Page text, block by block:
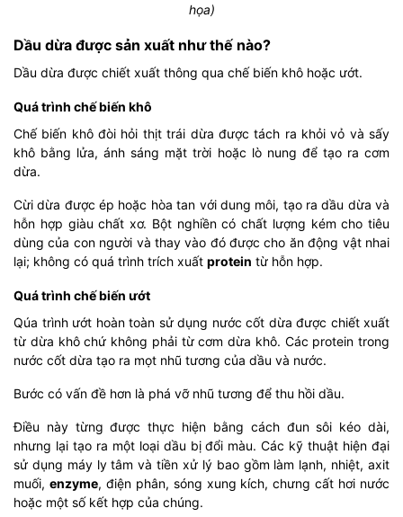
họa)
Dầu dừa được sản xuất như thế nào?
Dầu dừa được chiết xuất thông qua chế biến khô hoặc ướt.
Quá trình chế biến khô
Chế biến khô đòi hỏi thịt trái dừa được tách ra khỏi vỏ và sấy
khô bằng lửa, ánh sáng mặt trời hoặc lò nung để tạo ra cơm
dừa.
Cừi dừa được ép hoặc hòa tan với dung môi, tạo ra dầu dừa và
hỗn hợp giàu chất xơ. Bột nghiền có chất lượng kém cho tiêu
dùng của con người và thay vào đó được cho ăn động vật nhai
lại; không có quá trình trích xuất protein từ hỗn hợp.
Quá trình chế biến ướt
Qúa trình ướt hoàn toàn sử dụng nước cốt dừa được chiết xuất
từ dừa khô chứ không phải từ cơm dừa khô. Các protein trong
nước cốt dừa tạo ra mọt nhũ tương của dầu và nước.
Bước có vấn đề hơn là phá vỡ nhũ tương để thu hồi dầu.
Điều này từng được thực hiện bằng cách đun sôi kéo dài,
nhưng lại tạo ra một loại dầu bị đổi màu. Các kỹ thuật hiện đại
sử dụng máy ly tâm và tiền xử lý bao gồm làm lạnh, nhiệt, axit
muối, enzyme, điện phân, sóng xung kích, chưng cất hơi nước
hoặc một số kết hợp của chúng.